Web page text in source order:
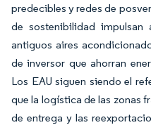
predecibles y redes de
de sostenibilidad impulsan
antiguos aires
de inversor que ahorran
Los EAU siguen siendo el
que la logística de las zonas
de entrega y las